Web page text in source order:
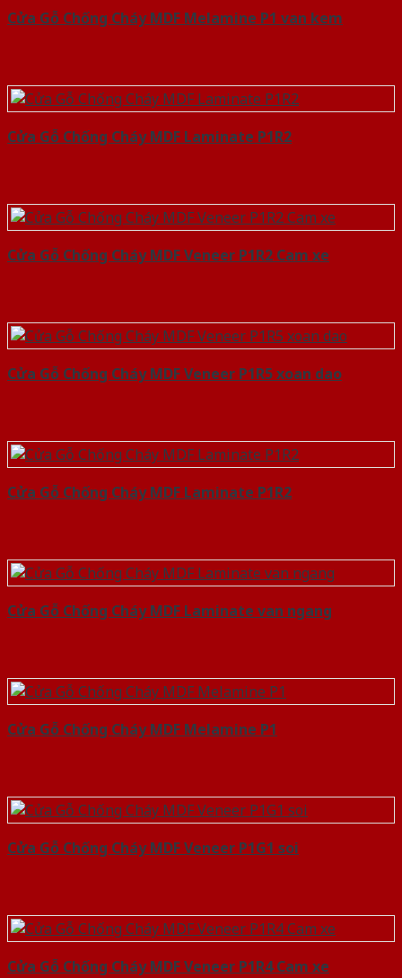
Cửa Gỗ Chống Cháy MDF Melamine P1 van kem
Cửa Gỗ Chống Cháy MDF Laminate P1R2
Cửa Gỗ Chống Cháy MDF Veneer P1R2 Cam xe
Cửa Gỗ Chống Cháy MDF Veneer P1R5 xoan dao
Cửa Gỗ Chống Cháy MDF Laminate P1R2
Cửa Gỗ Chống Cháy MDF Laminate van ngang
Cửa Gỗ Chống Cháy MDF Melamine P1
Cửa Gỗ Chống Cháy MDF Veneer P1G1 soi
Cửa Gỗ Chống Cháy MDF Veneer P1R4 Cam xe